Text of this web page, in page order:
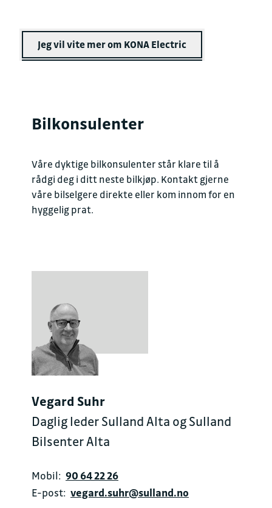
Jeg vil vite mer om KONA Electric
Bilkonsulenter
Våre dyktige bilkonsulenter står klare til å
rådgi deg i ditt neste bilkjøp. Kontakt gjerne
våre bilselgere direkte eller kom innom for en
hyggelig prat.
Vegard Suhr
Daglig leder Sulland Alta og Sulland
Bilsenter Alta
Mobil: 90 64 22 26
E-post: vegard.suhr@sulland.no